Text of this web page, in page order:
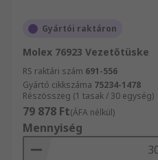
Gyártói raktáron
Molex 76923 Vezetőtüske
RS raktári szám 691-556
Gyártó cikkszáma 75234-1478
Részösszeg (1 tasak / 30 egység)
79 878 Ft(ÁFA nélkül)
Mennyiség